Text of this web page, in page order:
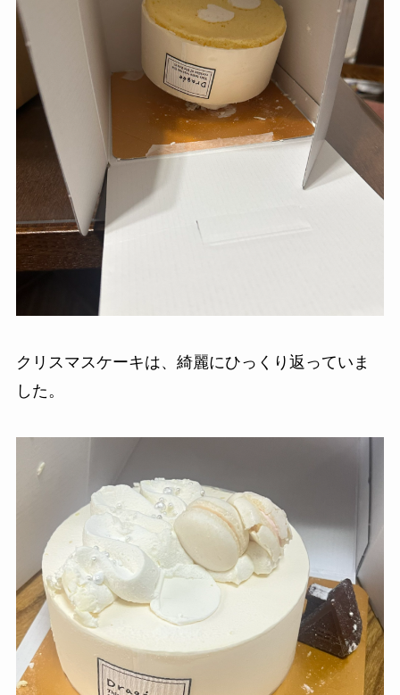
クリスマスケーキは、綺麗にひっくり返っていま
した。